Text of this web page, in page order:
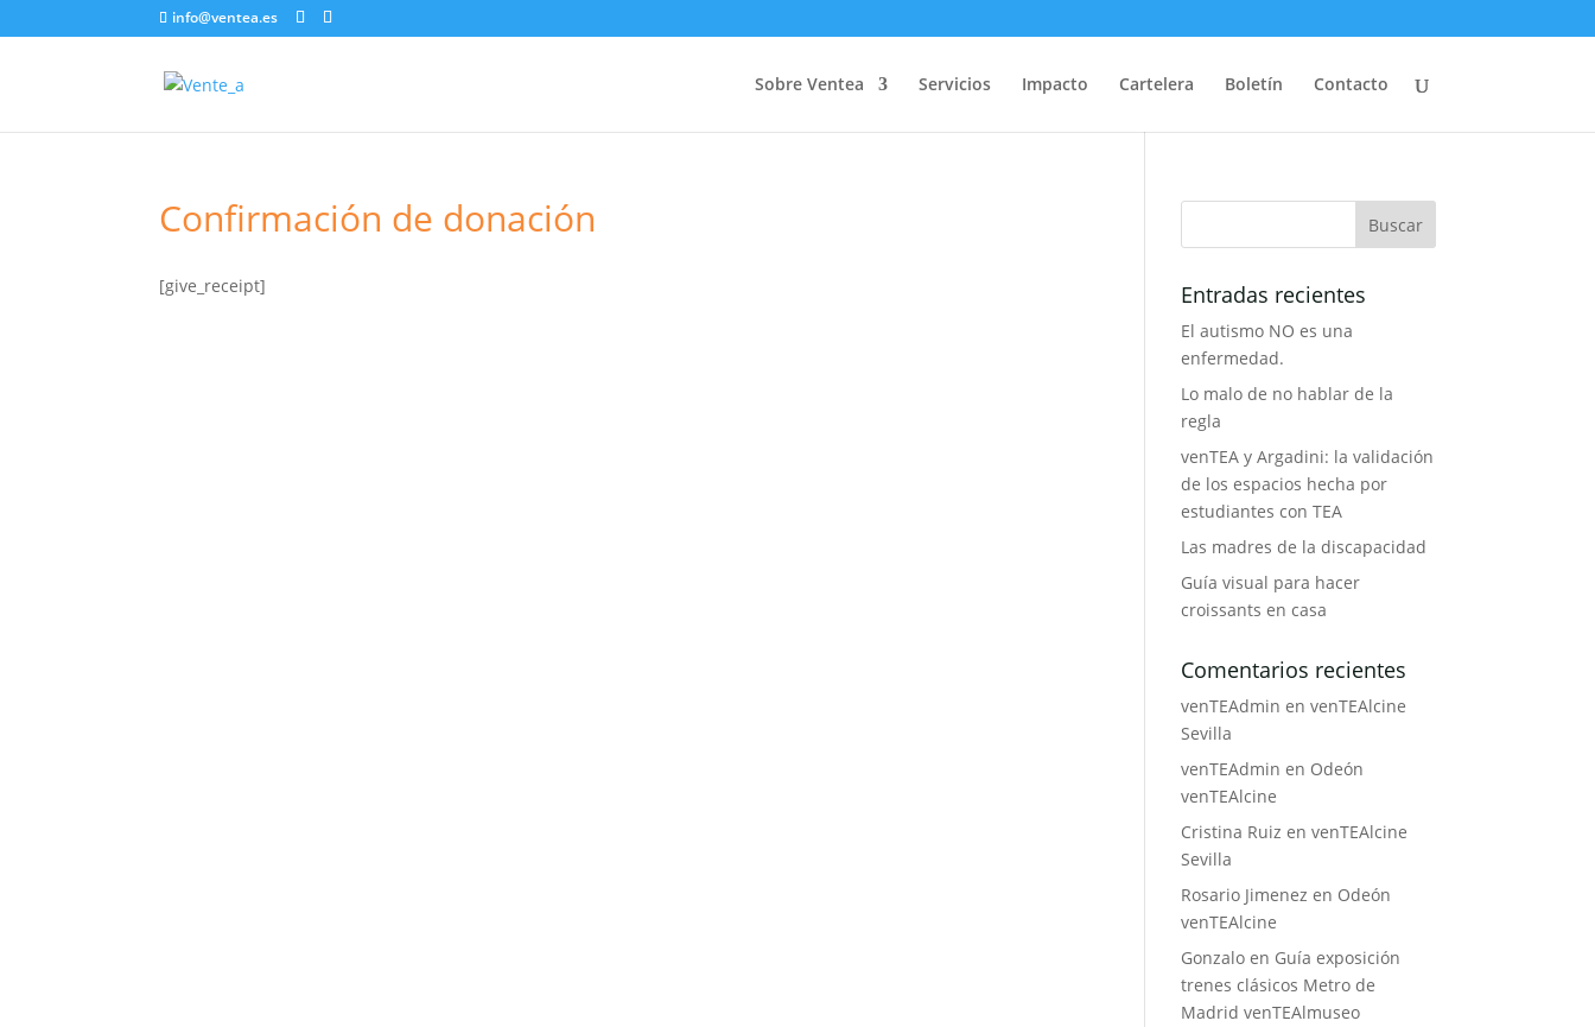
info@ventea.es
Sobre Ventea Servicios Impacto Cartelera Boletín Contacto
Confirmación de donación
[give_receipt] Entradas recientes
El autismo NO es una
enfermedad.
Lo malo de no hablar de la
regla
venTEA y Argadini: la validación
de los espacios hecha por
estudiantes con TEA
Las madres de la discapacidad
Guía visual para hacer
croissants en casa
Comentarios recientes
venTEAdmin en venTEAlcine
Sevilla
venTEAdmin en Odeón
venTEAlcine
Cristina Ruiz en venTEAlcine
Sevilla
Rosario Jimenez en Odeón
venTEAlcine
Gonzaloen Guía exposición
trenes clásicos Metro de
Madrid venTEAlmuseo